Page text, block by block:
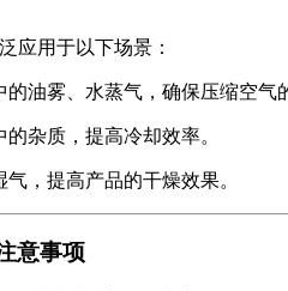
应用于以下场景：
油雾、水蒸气，确保压缩空气
杂质，提高冷却效率。
，提高产品的干燥效果。
意事项